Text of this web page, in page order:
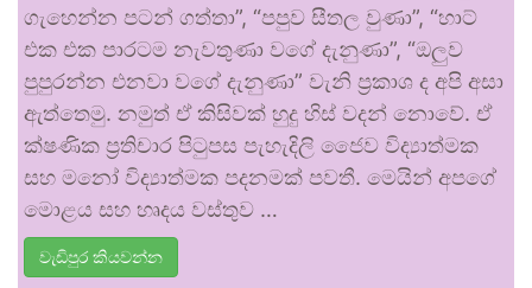
ගැහෙන්න පටන් ගත්තා”, “පපුව සීතල වුණා”, “හාට්
එක එක පාරටම නැවතුණා වගේ දැනුණා”, “ඔලුව
පුපුරන්න එනවා වගේ දැනුණා” වැනි ප්‍රකාශ ද අපි අසා
ඇත්තෙමු. නමුත් ඒ කිසිවක් හුදු හිස් වදන් නොවේ. ඒ
ක්ෂණික ප්‍රතිචාර පිටුපස පැහැදිලි ජෛව විද්‍යාත්මක
සහ මනෝ විද්‍යාත්මක පදනමක් පවතී. මෙයින් අපගේ
මොළය සහ හෘදය වස්තුව …
වැඩිපුර කියවන්න